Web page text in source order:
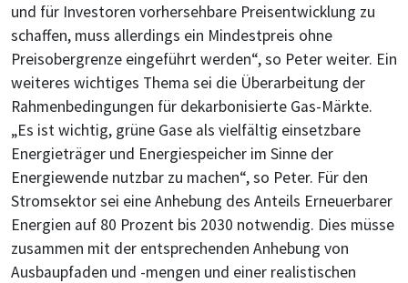
und für Investoren vorhersehbare Preisentwicklung zu
schaffen, muss allerdings ein Mindestpreis ohne
Preisobergrenze eingeführt werden“, so Peter weiter. Ein
weiteres wichtiges Thema sei die Überarbeitung der
Rahmenbedingungen für dekarbonisierte Gas-Märkte.
„Es ist wichtig, grüne Gase als vielfältig einsetzbare
Energieträger und Energiespeicher im Sinne der
Energiewende nutzbar zu machen“, so Peter. Für den
Stromsektor sei eine Anhebung des Anteils Erneuerbarer
Energien auf 80 Prozent bis 2030 notwendig. Dies müsse
zusammen mit der entsprechenden Anhebung von
Ausbaupfaden und -mengen und einer realistischen